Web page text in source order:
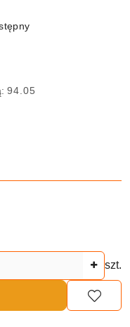
94.05
szt.